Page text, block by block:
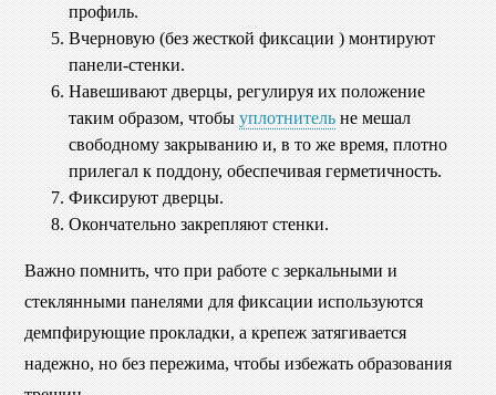
профиль.
Вчерновую (без жесткой фиксации ) монтируют
панели-стенки.
Навешивают дверцы, регулируя их положение
таким образом, чтобы уплотнитель не мешал
свободному закрыванию и, в то же время, плотно
прилегал к поддону, обеспечивая герметичность.
Фиксируют дверцы.
Окончательно закрепляют стенки.
Важно помнить, что при работе с зеркальными и
стеклянными панелями для фиксации используются
демпфирующие прокладки, а крепеж затягивается
надежно, но без пережима, чтобы избежать образования